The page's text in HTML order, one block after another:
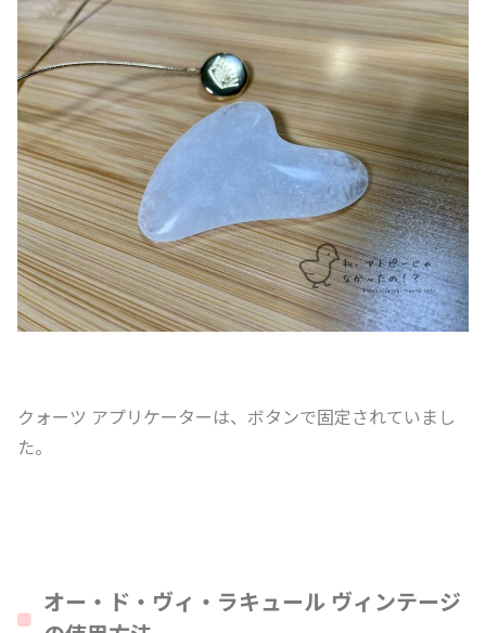
クォーツ アプリケーターは、ボタンで固定されていまし
た。
オー・ド・ヴィ・ラキュール ヴィンテージ